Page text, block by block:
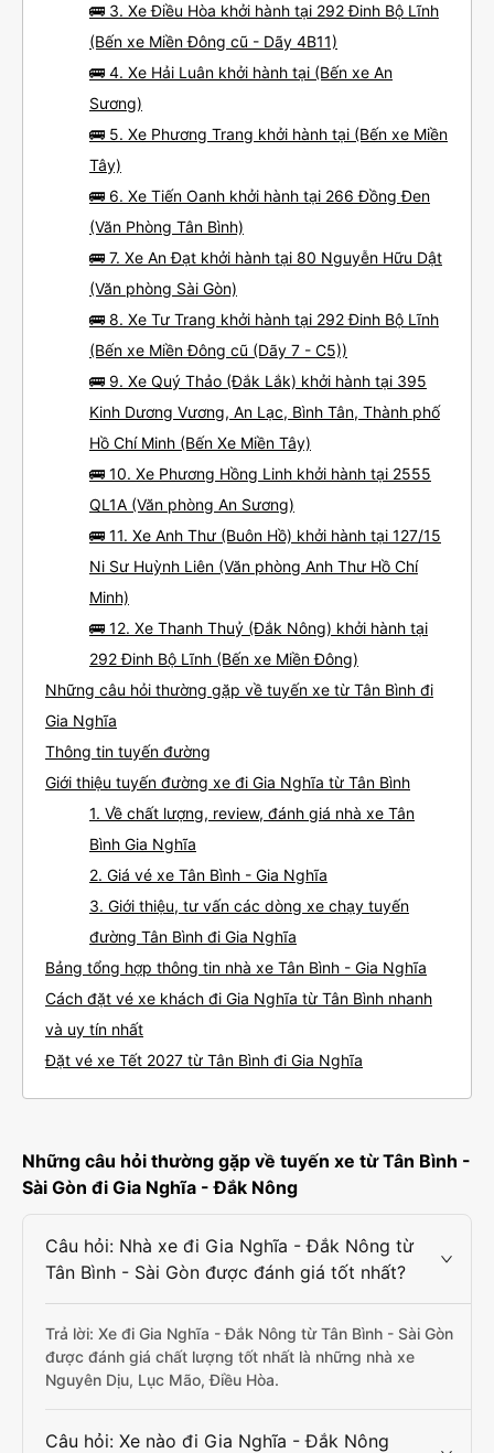
🚌 3. Xe Điều Hòa khởi hành tại 292 Đinh Bộ Lĩnh
(Bến xe Miền Đông cũ - Dãy 4B11)
🚌 4. Xe Hải Luân khởi hành tại (Bến xe An
Sương)
🚌 5. Xe Phương Trang khởi hành tại (Bến xe Miền
Tây)
🚌 6. Xe Tiến Oanh khởi hành tại 266 Đồng Đen
(Văn Phòng Tân Bình)
🚌 7. Xe An Đạt khởi hành tại 80 Nguyễn Hữu Dật
(Văn phòng Sài Gòn)
🚌 8. Xe Tư Trang khởi hành tại 292 Đinh Bộ Lĩnh
(Bến xe Miền Đông cũ (Dãy 7 - C5))
🚌 9. Xe Quý Thảo (Đắk Lắk) khởi hành tại 395
Kinh Dương Vương, An Lạc, Bình Tân, Thành phố
Hồ Chí Minh (Bến Xe Miền Tây)
🚌 10. Xe Phương Hồng Linh khởi hành tại 2555
QL1A (Văn phòng An Sương)
🚌 11. Xe Anh Thư (Buôn Hồ) khởi hành tại 127/15
Ni Sư Huỳnh Liên (Văn phòng Anh Thư Hồ Chí
Minh)
🚌 12. Xe Thanh Thuỷ (Đắk Nông) khởi hành tại
292 Đinh Bộ Lĩnh (Bến xe Miền Đông)
Những câu hỏi thường gặp về tuyến xe từ Tân Bình đi
Gia Nghĩa
Thông tin tuyến đường
Giới thiệu tuyến đường xe đi Gia Nghĩa từ Tân Bình
1. Về chất lượng, review, đánh giá nhà xe Tân
Bình Gia Nghĩa
2. Giá vé xe Tân Bình - Gia Nghĩa
3. Giới thiệu, tư vấn các dòng xe chạy tuyến
đường Tân Bình đi Gia Nghĩa
Bảng tổng hợp thông tin nhà xe Tân Bình - Gia Nghĩa
Cách đặt vé xe khách đi Gia Nghĩa từ Tân Bình nhanh
và uy tín nhất
Đặt vé xe Tết 2027 từ Tân Bình đi Gia Nghĩa
Những câu hỏi thường gặp về tuyến xe từ Tân Bình -
Sài Gòn đi Gia Nghĩa - Đắk Nông
Câu hỏi: Nhà xe đi Gia Nghĩa - Đắk Nông từ
Tân Bình - Sài Gòn được đánh giá tốt nhất?
Trả lời: Xe đi Gia Nghĩa - Đắk Nông từ Tân Bình - Sài Gòn
được đánh giá chất lượng tốt nhất là những nhà xe
Nguyên Dịu, Lục Mão, Điều Hòa.
Câu hỏi: Xe nào đi Gia Nghĩa - Đắk Nông